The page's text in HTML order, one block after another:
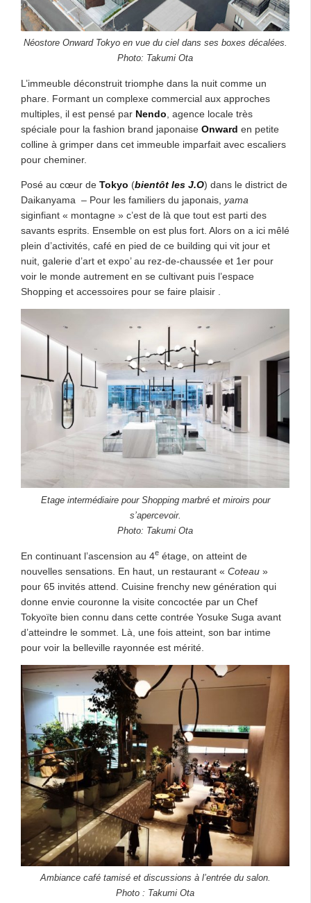
Néostore Onward Tokyo en vue du ciel dans ses boxes décalées.
Photo: Takumi Ota
L’immeuble déconstruit triomphe dans la nuit comme un
phare. Formant un complexe commercial aux approches
multiples, il est pensé par Nendo, agence locale très
spéciale pour la fashion brand japonaise Onward en petite
colline à grimper dans cet immeuble imparfait avec escaliers
pour cheminer.
Posé au cœur de Tokyo (bientôt les J.O) dans le district de
Daikanyama – Pour les familiers du japonais, yama
siginfiant « montagne » c’est de là que tout est parti des
savants esprits. Ensemble on est plus fort. Alors on a ici mêlé
plein d’activités, café en pied de ce building qui vit jour et
nuit, galerie d’art et expo’ au rez-de-chaussée et 1er pour
voir le monde autrement en se cultivant puis l’espace
Shopping et accessoires pour se faire plaisir .
Etage intermédiaire pour Shopping marbré et miroirs pour
s’apercevoir.
Photo: Takumi Ota
En continuant l’ascension au 4e étage, on atteint de
nouvelles sensations. En haut, un restaurant « Coteau »
pour 65 invités attend. Cuisine frenchy new génération qui
donne envie couronne la visite concoctée par un Chef
Tokyoïte bien connu dans cette contrée Yosuke Suga avant
d’atteindre le sommet. Là, une fois atteint, son bar intime
pour voir la belleville rayonnée est mérité.
Ambiance café tamisé et discussions à l’entrée du salon.
Photo : Takumi Ota